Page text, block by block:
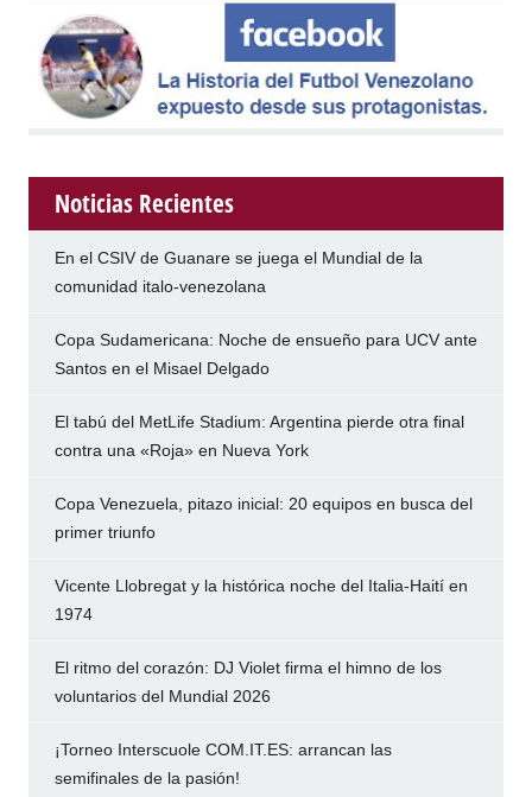
Noticias Recientes
En el CSIV de Guanare se juega el Mundial de la
comunidad italo-venezolana
Copa Sudamericana: Noche de ensueño para UCV ante
Santos en el Misael Delgado
El tabú del MetLife Stadium: Argentina pierde otra final
contra una «Roja» en Nueva York
Copa Venezuela, pitazo inicial: 20 equipos en busca del
primer triunfo
Vicente Llobregat y la histórica noche del Italia-Haití en
1974
El ritmo del corazón: DJ Violet firma el himno de los
voluntarios del Mundial 2026
¡Torneo Interscuole COM.IT.ES: arrancan las
semifinales de la pasión!